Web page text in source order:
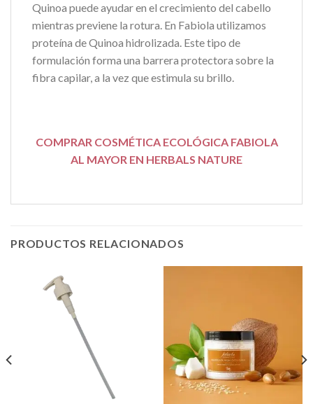
Quinoa puede ayudar en el crecimiento del cabello
mientras previene la rotura. En Fabiola utilizamos
proteína de Quinoa hidrolizada. Este tipo de
formulación forma una barrera protectora sobre la
fibra capilar, a la vez que estimula su brillo.
COMPRAR COSMÉTICA ECOLÓGICA FABIOLA
AL MAYOR EN HERBALS NATURE
PRODUCTOS RELACIONADOS